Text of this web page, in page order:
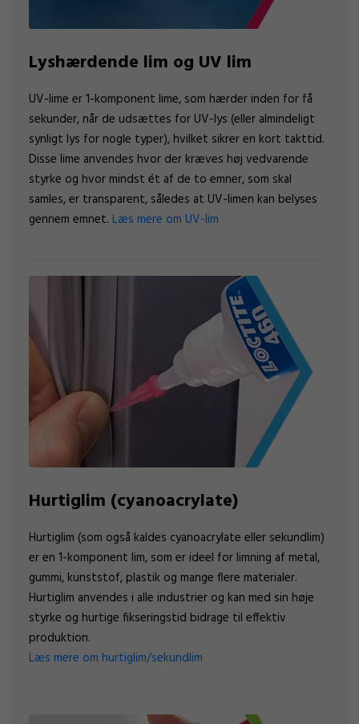
Lyshærdende lim og UV lim
UV-lime er 1-komponent lime, som hærder inden for få
sekunder, når de udsættes for UV-lys (eller almindeligt
synligt lys for nogle typer), hvilket sikrer en kort takttid.
Disse lime anvendes hvor der kræves høj vedvarende
styrke og hvor mindst ét af de to emner, som skal
samles, er transparent, således at UV-limen kan belyses
gennem emnet. Læs mere om UV-lim
Hurtiglim (cyanoacrylate)
Hurtiglim (som også kaldes cyanoacrylate eller sekundlim)
er en 1-komponent lim, som er ideel for limning af metal,
gummi, kunststof, plastik og mange flere materialer.
Hurtiglim anvendes i alle industrier og kan med sin høje
styrke og hurtige fikseringstid bidrage til effektiv
produktion.
Læs mere om hurtiglim/sekundlim